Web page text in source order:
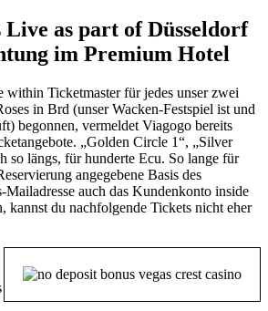
Live as part of Düsseldorf
im Premium Hotel
within Ticketmaster für jedes unser zwei
in Brd (unser Wacken-Festspiel ist und
begonnen, vermeldet Viagogo bereits
„Golden Circle 1“, „Silver
so längs, für hunderte Ecu. So lange für
angegebene Basis des
auch das Kundenkonto inside
kannst du nachfolgende Tickets nicht eher